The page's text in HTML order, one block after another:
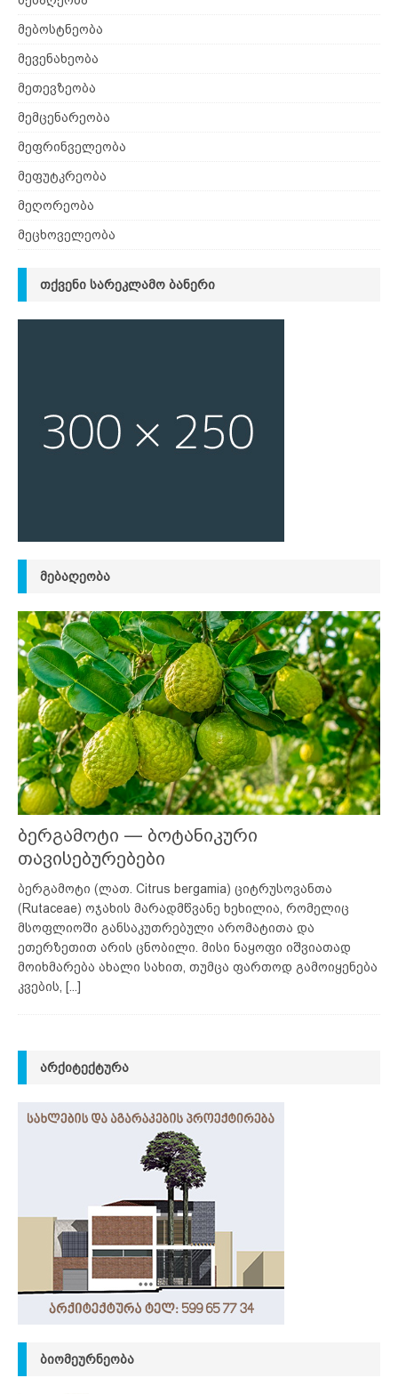
მებოსტნეობა
მევენახეობა
მეთევზეობა
მემცენარეობა
მეფრინველეობა
მეფუტკრეობა
მეღორეობა
მეცხოველეობა
ᲗᲥᲕᲔᲜᲘ ᲡᲐᲠᲔᲙᲚᲐᲛᲝ ᲑᲐᲜᲔᲠᲘ
ᲛᲔᲑᲐᲦᲔᲝᲑᲐ
ბერგამოტი — ბოტანიკური
თავისებურებები
ბერგამოტი (ლათ. Citrus bergamia) ციტრუსოვანთა
(Rutaceae) ოჯახის მარადმწვანე ხეხილია, რომელიც
მსოფლიოში განსაკუთრებული არომატითა და
ეთერზეთით არის ცნობილი. მისი ნაყოფი იშვიათად
მოიხმარება ახალი სახით, თუმცა ფართოდ გამოიყენება
კვების,
[...]
ᲐᲠᲥᲘᲢᲔᲥᲢᲣᲠᲐ
ᲑᲘᲝᲛᲔᲣᲠᲜᲔᲝᲑᲐ